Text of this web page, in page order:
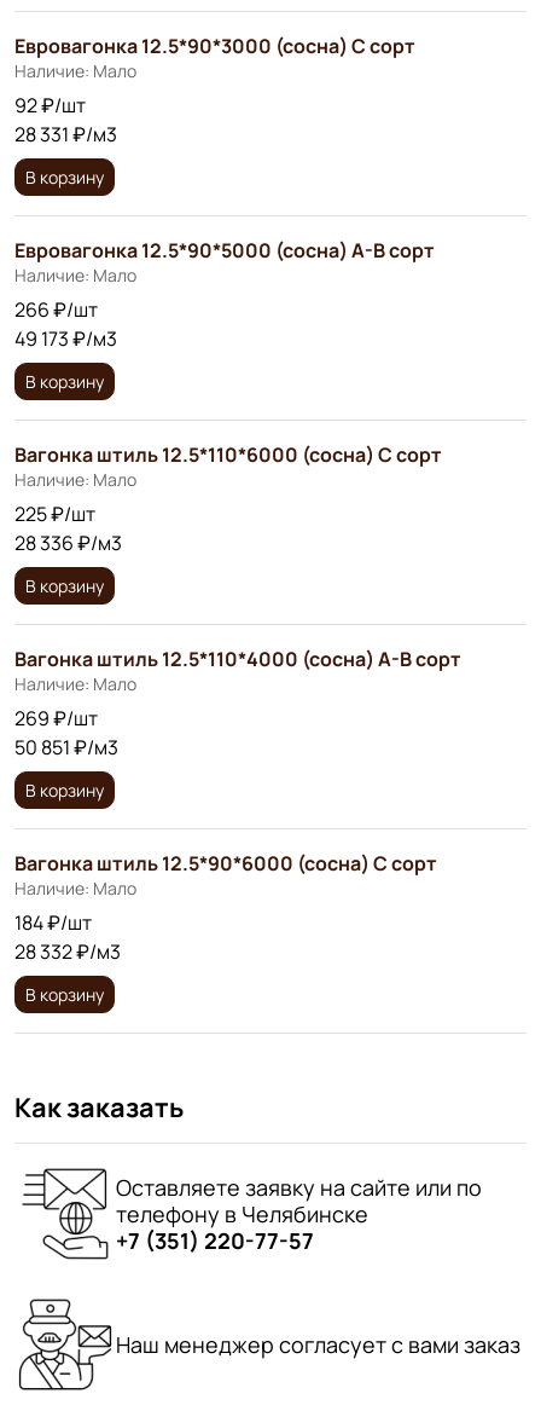
Евровагонка 12.5*90*3000 (сосна) С сорт
Наличие: Мало
92 ₽/шт
28 331 ₽/м3
В корзину
Евровагонка 12.5*90*5000 (сосна) А-В сорт
Наличие: Мало
266 ₽/шт
49 173 ₽/м3
В корзину
Вагонка штиль 12.5*110*6000 (сосна) С сорт
Наличие: Мало
225 ₽/шт
28 336 ₽/м3
В корзину
Вагонка штиль 12.5*110*4000 (сосна) А-В сорт
Наличие: Мало
269 ₽/шт
50 851 ₽/м3
В корзину
Вагонка штиль 12.5*90*6000 (сосна) С сорт
Наличие: Мало
184 ₽/шт
28 332 ₽/м3
В корзину
Как заказать
Оставляете заявку на сайте или по
телефону в Челябинске
+7 (351) 220-77-57
Наш менеджер согласует с вами заказ